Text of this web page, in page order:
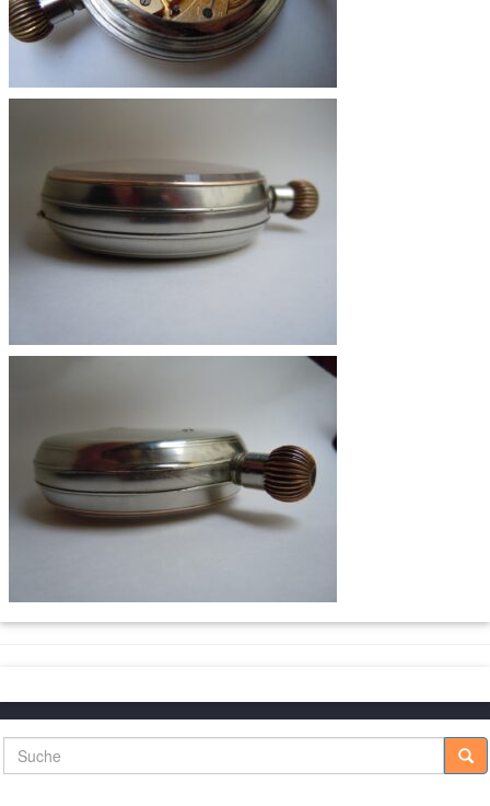
Suche